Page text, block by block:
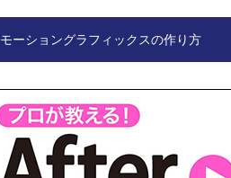
モーショングラフィックスの作り方